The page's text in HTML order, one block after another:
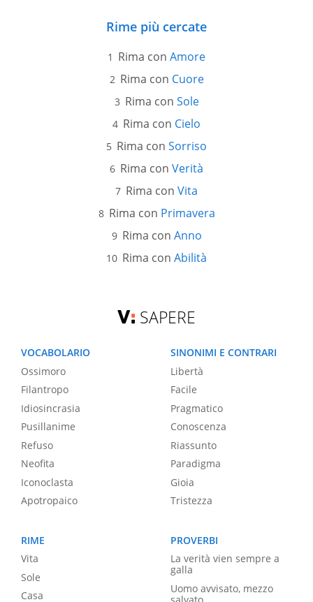
Rime più cercate
Rima con Amore
Rima con Cuore
Rima con Sole
Rima con Cielo
Rima con Sorriso
Rima con Verità
Rima con Vita
Rima con Primavera
Rima con Anno
Rima con Abilità
SAPERE
VOCABOLARIO
Ossimoro
Filantropo
Idiosincrasia
Pusillanime
Refuso
Neofita
Iconoclasta
Apotropaico
SINONIMI E CONTRARI
Libertà
Facile
Pragmatico
Conoscenza
Riassunto
Paradigma
Gioia
Tristezza
RIME
Vita
Sole
Casa
PROVERBI
La verità vien sempre a
galla
Uomo avvisato, mezzo